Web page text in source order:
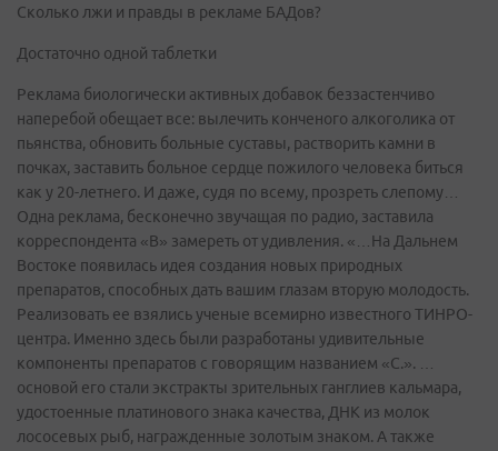
Сколько лжи и правды в рекламе БАДов?
Достаточно одной таблетки
Реклама биологически активных добавок беззастенчиво
наперебой обещает все: вылечить конченого алкоголика от
пьянства, обновить больные суставы, растворить камни в
почках, заставить больное сердце пожилого человека биться
как у 20-летнего. И даже, судя по всему, прозреть слепому…
Одна реклама, бесконечно звучащая по радио, заставила
корреспондента «В» замереть от удивления. «…На Дальнем
Востоке появилась идея создания новых природных
препаратов, способных дать вашим глазам вторую молодость.
Реализовать ее взялись ученые всемирно известного ТИНРО-
центра. Именно здесь были разработаны удивительные
компоненты препаратов с говорящим названием «С.». …
основой его стали экстракты зрительных ганглиев кальмара,
удостоенные платинового знака качества, ДНК из молок
лососевых рыб, награжденные золотым знаком. А также